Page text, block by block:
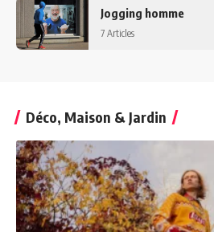
Jogging homme
7 Articles
Déco, Maison & Jardin